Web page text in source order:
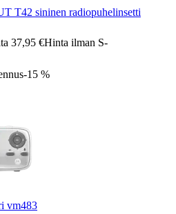
T42 sininen radiopuhelinsetti
37,95 €Hinta ilman S-
-15 %
vm483